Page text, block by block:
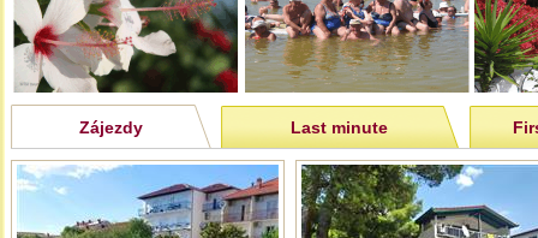
Zájezdy Last minute